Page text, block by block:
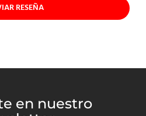
RESEÑA
en nuestro